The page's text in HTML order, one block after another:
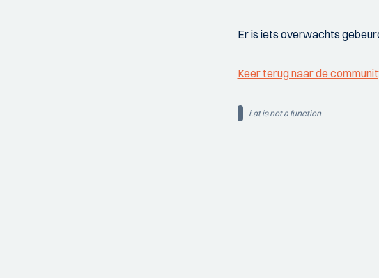
Er is iets overwachts
Keer terug naar de
i.at is not a function